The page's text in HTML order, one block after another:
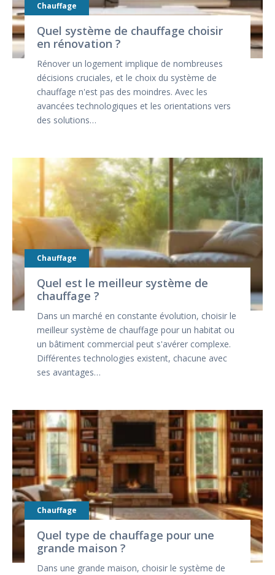
Chauffage
Quel système de chauffage choisir
en rénovation ?
Rénover un logement implique de nombreuses
décisions cruciales, et le choix du système de
chauffage n'est pas des moindres. Avec les
avancées technologiques et les orientations vers
des solutions…
Chauffage
Quel est le meilleur système de
chauffage ?
Dans un marché en constante évolution, choisir le
meilleur système de chauffage pour un habitat ou
un bâtiment commercial peut s'avérer complexe.
Différentes technologies existent, chacune avec
ses avantages…
Chauffage
Quel type de chauffage pour une
grande maison ?
Dans une grande maison, choisir le système de